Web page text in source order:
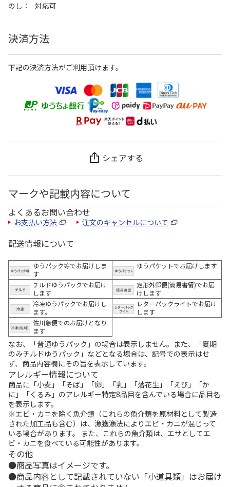
のし
対応可
決済方法
下記の決済方法がご利用頂けます。
シェアする
マークや記載内容について
よくあるお問い合わせ
お支払い方法 注文のキャンセルについて
配送情報について
ゆうパック等でお届けしま
す
ゆうパケットでお届けします
チルドゆうパックでお届け
します
定形外郵便(簡易書留)でお届
けします
冷凍ゆうパックでお届けし
ます。
レターパックライトでお届け
します
佐川急便でのお届けとなり
ます
なお、「普通ゆうパック」の場合は表示しません。また、「夏期
のみチルドゆうパック」などとなる場合は、記号での表示はせ
ず、商品内容欄にその旨を表示しています。
アレルギー情報について
商品に「小麦」「そば」「卵」「乳」「落花生」「えび」「か
に」「くるみ」のアレルギー特定8品目を含んでいる場合に品目名
を表示します。
※エビ・カニを除く魚介類（これらの魚介類を原材料として製造
された加工品も含む）は、漁獲漁法によりエビ・カニが混じって
いる場合があります。 また、これらの魚介類は、エサとしてエ
ビ・カニを食べている可能性があります。
その他
商品写真はイメージです。
商品内容として記載されていない「小道具類」はお届け